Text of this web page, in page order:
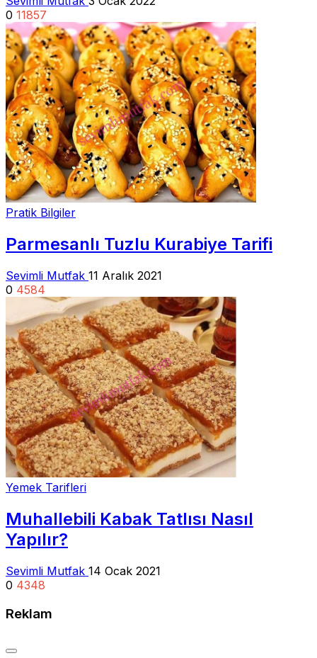
0 11857
Pratik Bilgiler
Parmesanlı Tuzlu Kurabiye Tarifi
Sevimli Mutfak 11 Aralık 2021
0 4584
Yemek Tarifleri
Muhallebili Kabak Tatlısı Nasıl
Yapılır?
Sevimli Mutfak 14 Ocak 2021
0 4348
Reklam